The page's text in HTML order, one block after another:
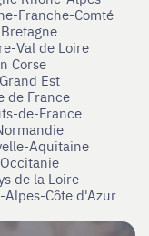
Franche-Comté
Val de Loire
Corse
Est
de France
de-France
Aquitaine
de la Loire
Côte d'Azur